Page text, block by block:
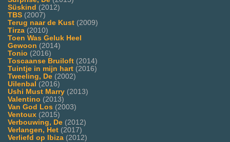
Süskind (2012)
TBS (2007)
Terug naar de Kust (2009)
Tirza (2010)
Toen Was Geluk Heel
Gewoon (2014)
Tonio (2016)
Toscaanse Bruiloft (2014)
Tuintje in mijn hart (2016)
Tweeling, De (2002)
Uilenbal (2016)
Ushi Must Marry (2013)
Valentino (2013)
Van God Los (2003)
Ventoux (2015)
Verbouwing, De (2012)
Verlangen, Het (2017)
Verliefd op Ibiza (2012)